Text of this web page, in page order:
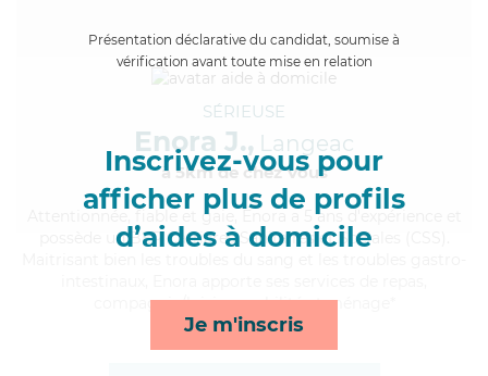
Présentation déclarative du candidat, soumise à
vérification avant toute mise en relation
Inscrivez-vous pour
afficher plus de profils
d’aides à domicile
Je m'inscris
SÉRIEUSE
Enora J., Langeac
à 5km de chez Vous
, fiable et gaie, Enora a 5 ans d'expérience et
possède un BEP Carrières Sanitaires et Sociales (CSS).
compagnie/loisirs, mobilité et ménage*